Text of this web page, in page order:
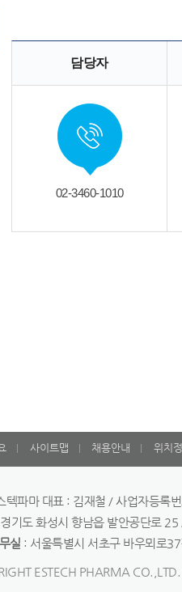
담당자
02-3460-1010
사이트맵 채용안내 위치
텍파마 대표 : 김재철 / 사업자등록
기도 화성시 향남읍 발안공단로
실 : 서울특별시 서초구 바우뫼로
ESTECH PHARMA CO.,LTD.